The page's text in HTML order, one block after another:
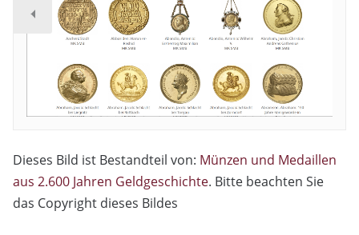
Dieses Bild ist Bestandteil von: Münzen und Medaillen
aus 2.600 Jahren Geldgeschichte. Bitte beachten Sie
das Copyright dieses Bildes